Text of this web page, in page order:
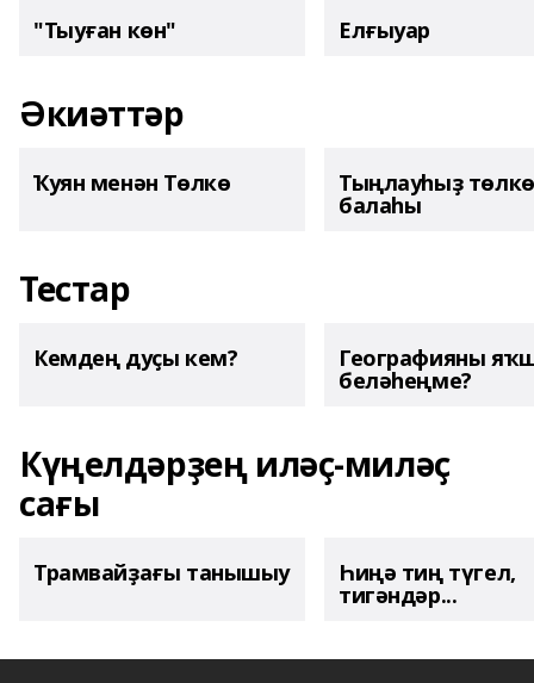
"Тыуған көн" Елғыуар
Әкиәттәр
Ҡуян менән Төлкө Тыңлауһыҙ төлкө
балаһы
Тестар
Кемдең дуҫы кем? Географияны
беләһеңме?
Күңелдәрҙең иләҫ-миләҫ
сағы
Трамвайҙағы танышыу Һиңә тиң түгел,
тигәндәр...